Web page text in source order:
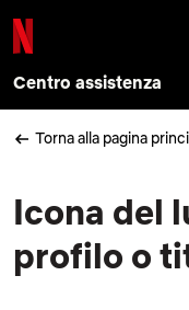
Centro assistenza
Torna alla pagina
Icona del
profilo o